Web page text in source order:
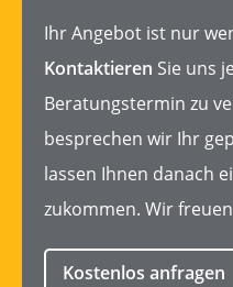
IhrAngebot ist nur
Kontaktieren Sie uns
Beratungstermin zu
besprechen wir Ihr
lassen Ihnen danach
zukommen. Wir
Kostenlos anfragen